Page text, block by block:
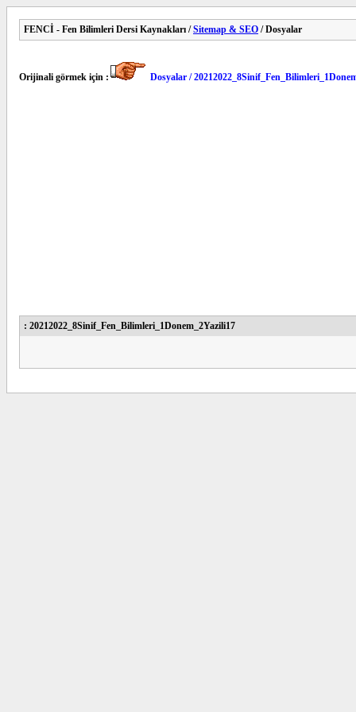
FENCİ - Fen Bilimleri Dersi Kaynakları /Sitemap & SEO / Dosyalar
Orijinali görmek için : Dosyalar /
: 20212022_8Sinif_Fen_Bilimleri_1Donem_2Yazili17